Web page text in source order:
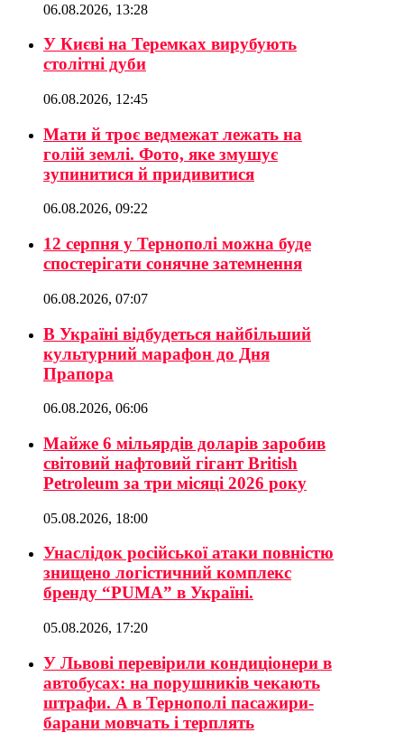
06.08.2026, 13:28
У Києві на Теремках вирубують
столітні дуби
06.08.2026, 12:45
Мати й троє ведмежат лежать на
голій землі. Фото, яке змушує
зупинитися й придивитися
06.08.2026, 09:22
12 серпня у Тернополі можна буде
спостерігати сонячне затемнення
06.08.2026, 07:07
В Україні відбудеться найбільший
культурний марафон до Дня
Прапора
06.08.2026, 06:06
Майже 6 мільярдів доларів заробив
світовий нафтовий гігант British
Petroleum за три місяці 2026 року
05.08.2026, 18:00
Унаслідок російської атаки повністю
знищено логістичний комплекс
бренду “PUMA” в Україні.
05.08.2026, 17:20
У Львові перевірили кондиціонери в
автобусах: на порушників чекають
штрафи. А в Тернополі пасажири-
барани мовчать і терплять